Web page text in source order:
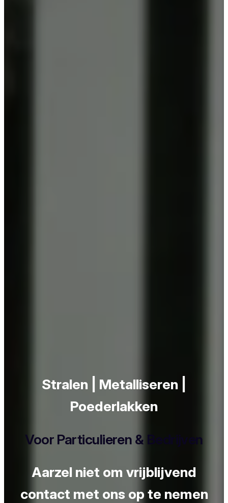
Stralen | Metalliseren |
Poederlakken
Voor Particulieren & Bedrijven
Aarzel niet om vrijblijvend
contact met ons op te nemen